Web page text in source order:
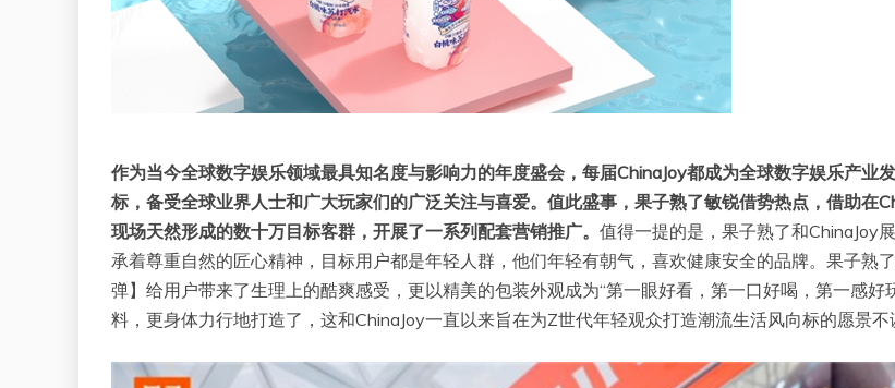
作为当今全球数字娱乐领域最具知名度与影响力的年度盛会，每届ChinaJoy都成为全球数字娱乐产业
标，备受全球业界人士和广大玩家们的广泛关注与喜爱。值此盛事，果子熟了敏锐借势热点，借助在
现场天然形成的数十万目标客群，开展了一系列配套营销推广。 值得一提的是，果子熟了和ChinaJoy
承着尊重自然的匠心精神，目标用户都是年轻人群，他们年轻有朝气，喜欢健康安全的品牌。果子熟
弹】给用户带来了生理上的酷爽感受，更以精美的包装外观成为“第一眼好看，第一口好喝，第一感好
料，更身体力行地打造了，这和ChinaJoy一直以来旨在为Z世代年轻观众打造潮流生活风向标的愿景不